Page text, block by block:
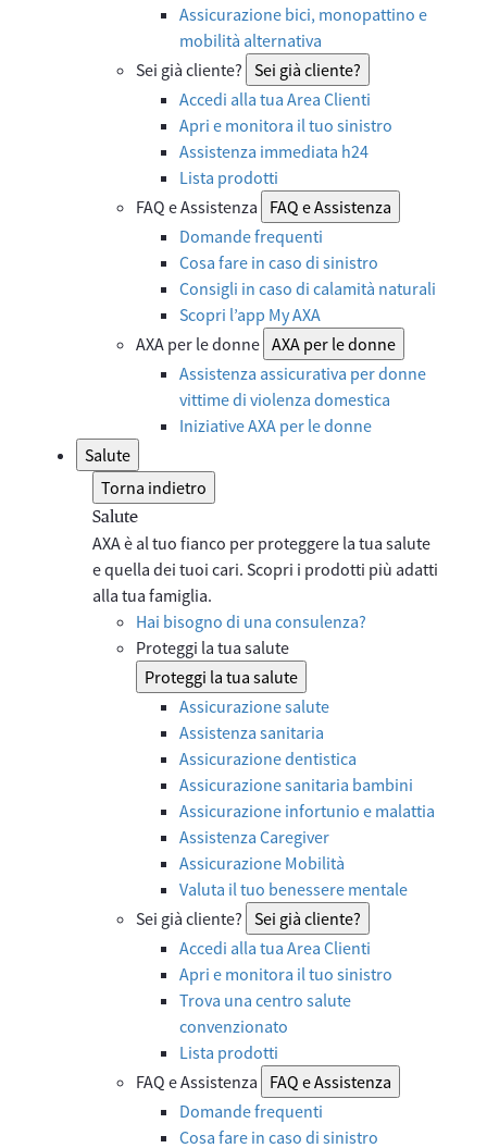
Assicurazione bici, monopattino e
mobilità alternativa
Sei già cliente? Sei già cliente?
Accedi alla tua Area Clienti
Apri e monitora il tuo sinistro
Assistenza immediata h24
Lista prodotti
FAQ e Assistenza
FAQ e Assistenza
Domande frequenti
Cosa fare in caso di sinistro
Consigli in caso di calamità naturali
Scopri l’app My AXA
AXA per le donne AXA per le donne
Assistenza assicurativa per donne
vittime di violenza domestica
Iniziative AXA per le donne
Salute
Torna indietro
Salute
AXA è al tuo fianco per proteggere la tua salute
e quella dei tuoi cari. Scopri i prodotti più adatti
alla tua famiglia.
Hai bisogno di una consulenza?
Proteggi la tua salute
Proteggi la tua salute
Assicurazione salute
Assistenza sanitaria
Assicurazione dentistica
Assicurazione sanitaria bambini
Assicurazione infortunio e malattia
Assistenza Caregiver
Assicurazione Mobilità
Valuta il tuo benessere mentale
Sei già cliente? Sei già cliente?
Accedi alla tua Area Clienti
Apri e monitora il tuo sinistro
Trova una centro salute
convenzionato
Lista prodotti
FAQ e Assistenza
FAQ e Assistenza
Domande frequenti
Cosa fare in caso di sinistro